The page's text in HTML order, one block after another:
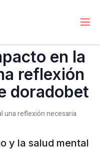
en la
reflexión
doradobet
una reflexión necesaria
y la salud mental